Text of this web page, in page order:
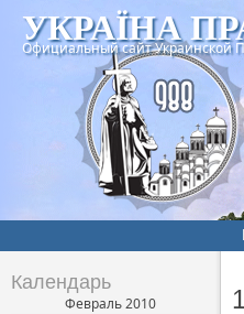
УКРАЇНА
Официальный сайт Украинской
Календарь
Февраль 2010